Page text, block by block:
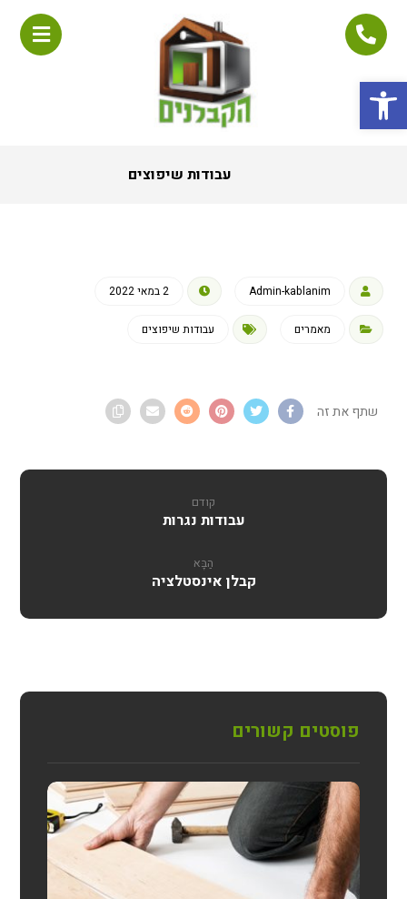
פתח סרגל נגישות
עבודות שיפוצים
Admin-kablanim 2 במאי 2022
מאמרים עבודות שיפוצים
קודם
עבודות נגרות
הַבָּא
קבלן אינסטלציה
פוסטים קשורים